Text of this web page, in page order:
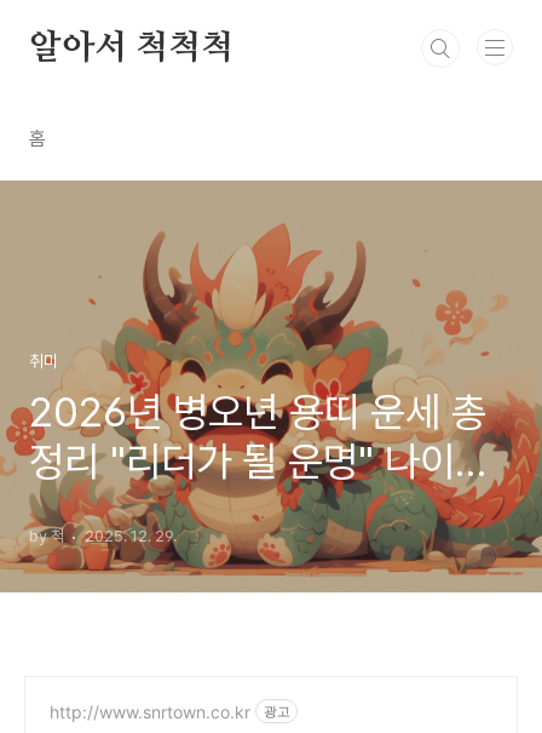
알아서 척척척
홈
취미
2026년 병오년 용띠 운세 총
정리 "리더가 될 운명" 나이별/
월별 완벽 풀이
by 척 2025. 12. 29.
http://www.snrtown.co.kr 광고